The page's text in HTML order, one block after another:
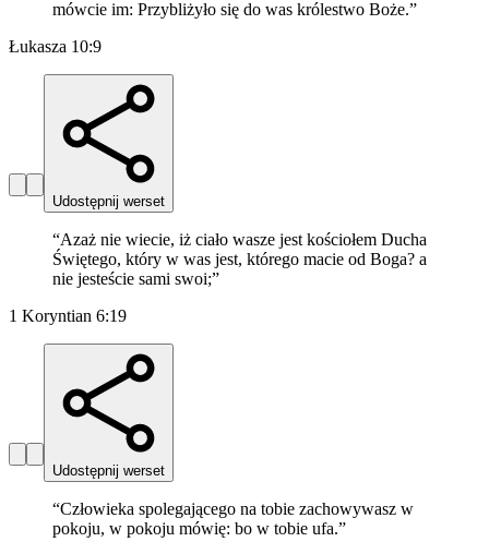
mówcie im: Przybliżyło się do was królestwo Boże.”
Łukasza 10:9
Udostępnij werset
“Azaż nie wiecie, iż ciało wasze jest kościołem Ducha
Świętego, który w was jest, którego macie od Boga? a
nie jesteście sami swoi;”
1 Koryntian 6:19
Udostępnij werset
“Człowieka spolegającego na tobie zachowywasz w
pokoju, w pokoju mówię: bo w tobie ufa.”